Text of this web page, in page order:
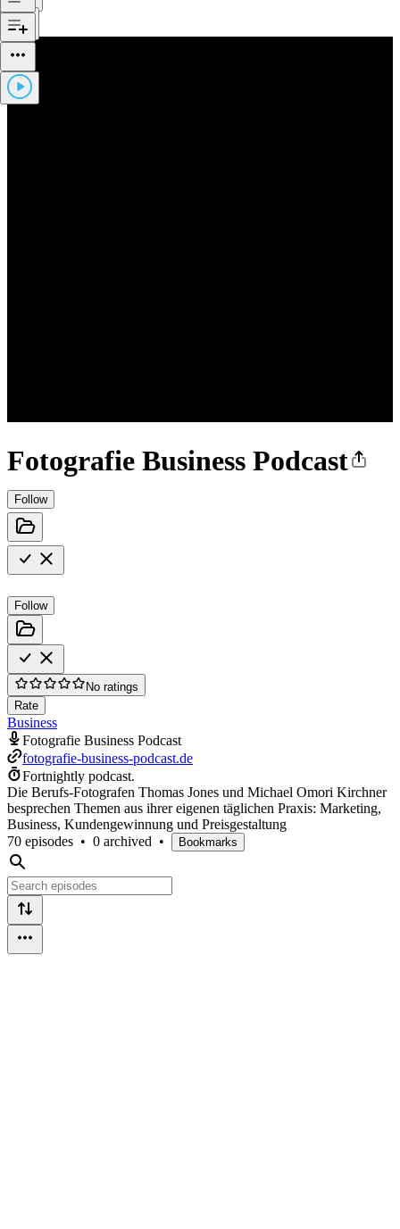
Fotografie Business Podcast
Follow
Follow
No ratings
Rate
Business
Fotografie Business Podcast
fotografie-business-podcast.de
Fortnightly podcast.
Die Berufs-Fotografen Thomas Jones und Michael Omori Kirchner
besprechen Themen aus ihrer eigenen täglichen Praxis: Marketing,
Business, Kundengewinnung und Preisgestaltung
70 episodes • 0 archived • Bookmarks